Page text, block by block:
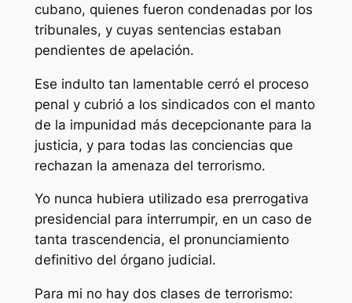
cubano, quienes fueron condenadas por los
tribunales, y cuyas sentencias estaban
pendientes de apelación.
Ese indulto tan lamentable cerró el proceso
penal y cubrió a los sindicados con el manto
de la impunidad más decepcionante para la
justicia, y para todas las conciencias que
rechazan la amenaza del terrorismo.
Yo nunca hubiera utilizado esa prerrogativa
presidencial para interrumpir, en un caso de
tanta trascendencia, el pronunciamiento
definitivo del órgano judicial.
Para mi no hay dos clases de terrorismo: